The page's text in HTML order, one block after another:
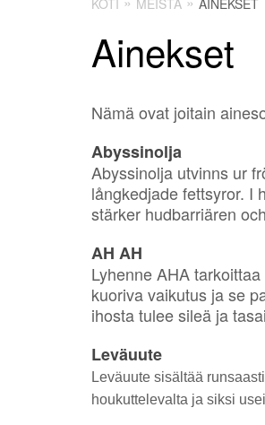
KOTI MEISTÄ AINEKSET
Ainekset
Nämä ovat joitain
Abyssinolja
Abyssinolja utvinns ur
långkedjade fettsyror. I
stärker hudbarriären
AH AH
Lyhenne AHA
kuoriva vaikutus ja se
ihosta tulee sileä ja
Leväuute
Leväuute sisältää
houkuttelevalta ja siksi